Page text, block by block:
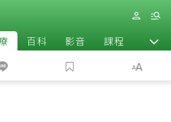
百科 影音 課程 退休